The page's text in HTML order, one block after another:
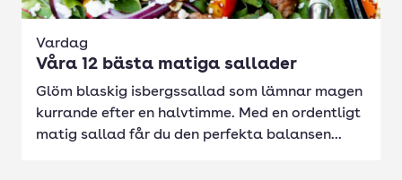
Vardag
Våra 12 bästa matiga sallader
Glöm blaskig isbergssallad som lämnar magen
kurrande efter en halvtimme. Med en ordentligt
matig sallad får du den perfekta balansen...